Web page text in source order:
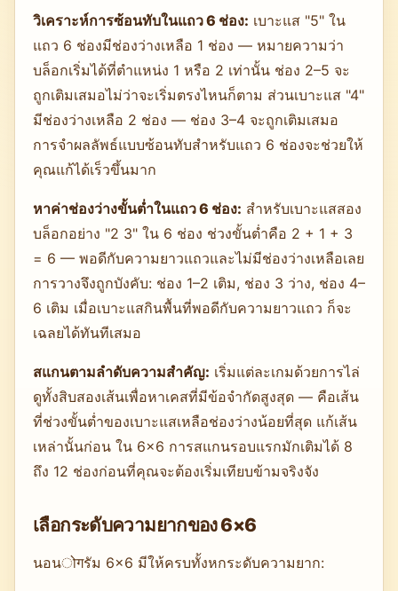
วิเคราะห์การซ้อนทับในแถว 6 ช่อง: เบาะแส "5" ใน
แถว 6 ช่องมีช่องว่างเหลือ 1 ช่อง — หมายความว่า
บล็อกเริ่มได้ที่ตำแหน่ง 1 หรือ 2 เท่านั้น ช่อง 2–5 จะ
ถูกเติมเสมอไม่ว่าจะเริ่มตรงไหนก็ตาม ส่วนเบาะแส "4"
มีช่องว่างเหลือ 2 ช่อง — ช่อง 3–4 จะถูกเติมเสมอ
การจำผลลัพธ์แบบซ้อนทับสำหรับแถว 6 ช่องจะช่วยให้
คุณแก้ได้เร็วขึ้นมาก
หาค่าช่องว่างขั้นต่ำในแถว 6 ช่อง: สำหรับเบาะแสสอง
บล็อกอย่าง "2 3" ใน 6 ช่อง ช่วงขั้นต่ำคือ 2 + 1 + 3
= 6 — พอดีกับความยาวแถวและไม่มีช่องว่างเหลือเลย
การวางจึงถูกบังคับ: ช่อง 1–2 เติม, ช่อง 3 ว่าง, ช่อง 4–
6 เติม เมื่อเบาะแสกินพื้นที่พอดีกับความยาวแถว ก็จะ
เฉลยได้ทันทีเสมอ
สแกนตามลำดับความสำคัญ: เริ่มแต่ละเกมด้วยการไล่
ดูทั้งสิบสองเส้นเพื่อหาเคสที่มีข้อจำกัดสูงสุด — คือเส้น
ที่ช่วงขั้นต่ำของเบาะแสเหลือช่องว่างน้อยที่สุด แก้เส้น
เหล่านั้นก่อน ใน 6×6 การสแกนรอบแรกมักเติมได้ 8
ถึง 12 ช่องก่อนที่คุณจะต้องเริ่มเทียบข้ามจริงจัง
เลือกระดับความยากของ 6×6
นอนोगรัม 6×6 มีให้ครบทั้งหกระดับความยาก: